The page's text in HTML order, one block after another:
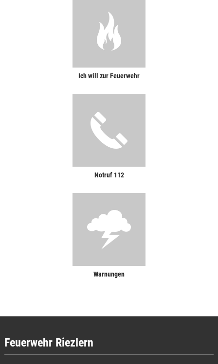
Ich will zur Feuerwehr
Notruf 112
Warnungen
Feuerwehr Riezlern